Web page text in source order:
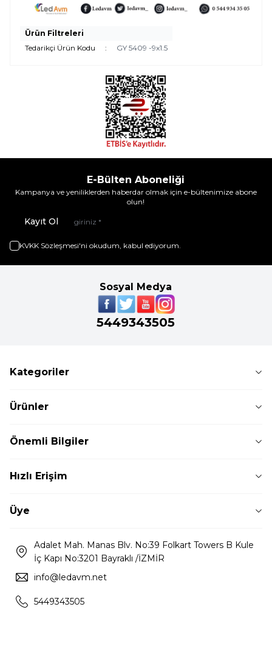
Ürün Filtreleri
Tedarikçi Ürün Kodu
: GY 5409 -9x1.5
E-Bülten Aboneliği
Kampanya ve yeniliklerden haberdar olmak için e-bültenimize abone
olun!
Kayıt Ol
KVKK Sözleşmesi'ni okudum, kabul ediyorum.
Sosyal Medya
5449343505
Kategoriler
Ürünler
Önemli Bilgiler
Hızlı Erişim
Üye
Adalet Mah. Manas Blv. No:39 Folkart Towers B Kule
İç Kapı No:3201 Bayraklı /İZMİR
info@ledavm.net
5449343505